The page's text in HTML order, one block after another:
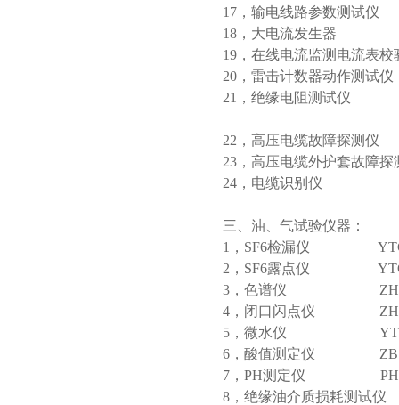
17，输电线路参数
18，大电流发生
19，在线电流监
20，雷击计数器
21，绝缘电阻测试
22，高压电缆故
23，高压电缆
24，电缆识
三、油、气试验仪器：
1，SF6检漏仪
2，SF6露点仪
3，色谱仪
4，闭口闪点仪
5，微水仪
6，酸值测定仪
7，PH测定仪
8，绝缘油介质损耗测